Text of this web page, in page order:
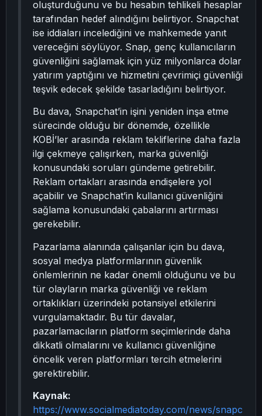
oluşturduğunu ve bu hesabın tehlikeli hesaplar
tarafından hedef alındığını belirtiyor. Snapchat
ise iddiaları incelediğini ve mahkemede yanıt
vereceğini söylüyor. Snap, genç kullanıcıların
güvenliğini sağlamak için yüz milyonlarca dolar
yatırım yaptığını ve hizmetini çevrimiçi güvenliği
teşvik edecek şekilde tasarladığını belirtiyor.
Bu dava, Snapchat’in işini yeniden inşa etme
sürecinde olduğu bir dönemde, özellikle
KOBİ’ler arasında reklam tekliflerine daha fazla
ilgi çekmeye çalışırken, marka güvenliği
konusundaki soruları gündeme getirebilir.
Reklam ortakları arasında endişelere yol
açabilir ve Snapchat’in kullanıcı güvenliğini
sağlama konusundaki çabalarını artırması
gerekebilir.
Pazarlama alanında çalışanlar için bu dava,
sosyal medya platformlarının güvenlik
önlemlerinin ne kadar önemli olduğunu ve bu
tür olayların marka güvenliği ve reklam
ortaklıkları üzerindeki potansiyel etkilerini
vurgulamaktadır. Bu tür davalar,
pazarlamacıların platform seçimlerinde daha
dikkatli olmalarını ve kullanıcı güvenliğine
öncelik veren platformları tercih etmelerini
gerektirebilir.
Kaynak:
https://www.socialmediatoday.com/news/snapc